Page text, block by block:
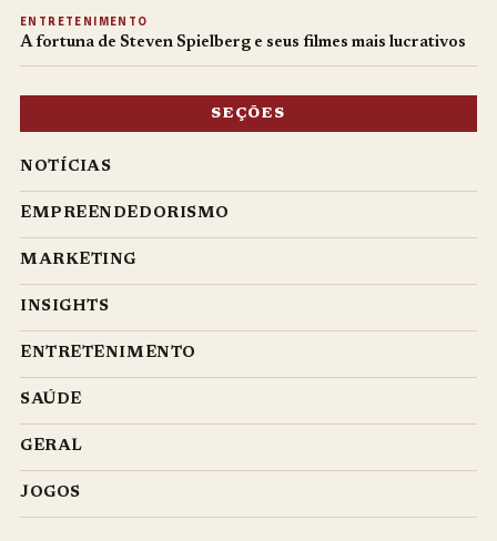
ENTRETENIMENTO
A fortuna de Steven Spielberg e seus filmes mais lucrativos
SEÇÕES
NOTÍCIAS
EMPREENDEDORISMO
MARKETING
INSIGHTS
ENTRETENIMENTO
SAÚDE
GERAL
JOGOS